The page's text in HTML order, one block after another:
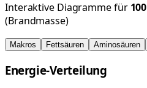
Interaktive Diagramme für 100
(Brandmasse)
Makros Fettsäuren Aminosäuren
Energie-Verteilung